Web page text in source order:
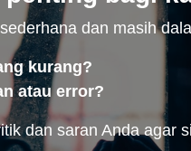
dan masih
kurang?
atau error?
dan saran Anda agar